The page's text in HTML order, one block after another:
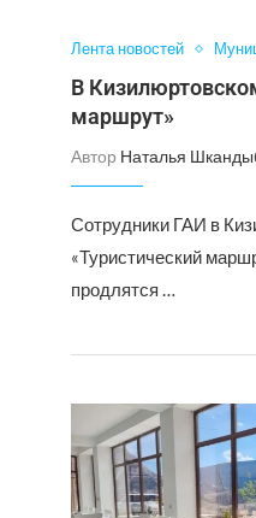
Лента новостей
В
маршрут»
Автор Наталья
Сотрудники ГАИ в
«Туристический
продлятся …